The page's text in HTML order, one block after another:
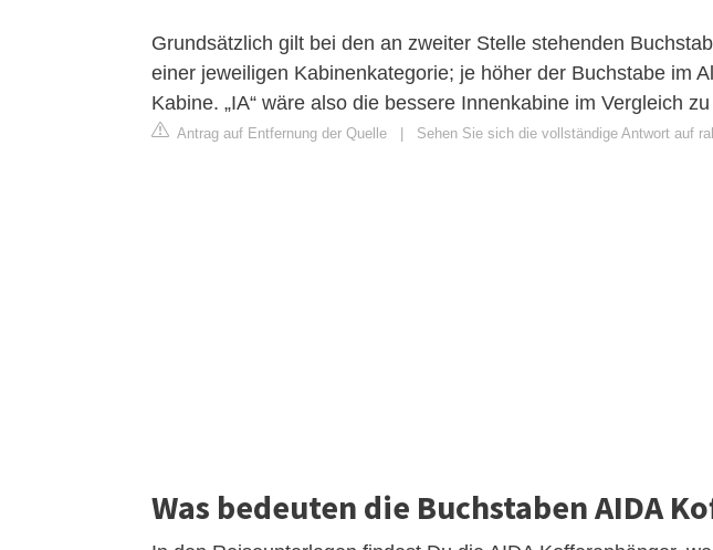
Grundsätzlich gilt bei den an zweiter Stelle stehenden
einer jeweiligen Kabinenkategorie; je höher der Buchstabe im
Kabine. „IA“ wäre also die bessere Innenkabine im Vergleich zu
Antrag auf Entfernung der Quelle Sehen Sie sich die vollständige Antwort auf
Was bedeuten die Buchstaben AIDA